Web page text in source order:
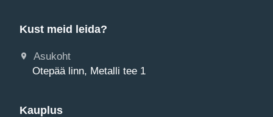
Kust meid leida?
Asukoht
Otepää linn, Metalli tee 1
Kauplus